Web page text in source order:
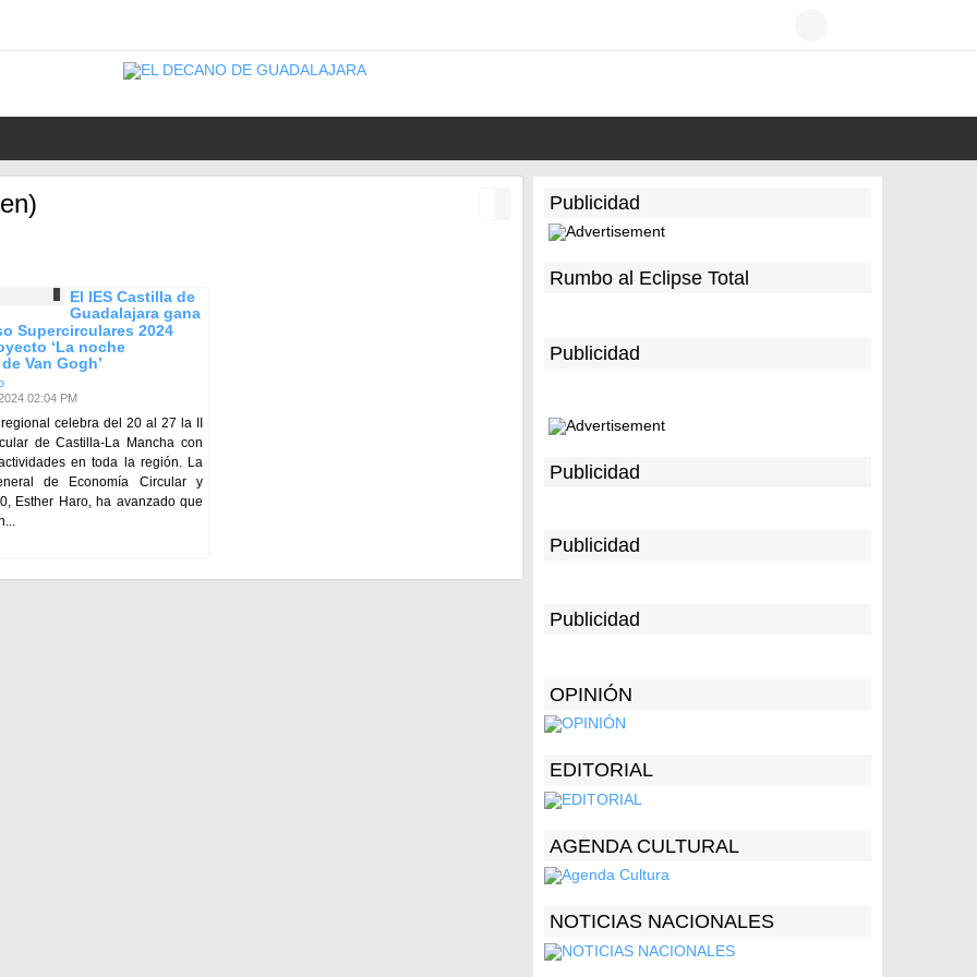
El IES Castilla de
Guadalajara gana
Supercirculares 2024
‘La noche
Van Gogh’
02:04 PM
celebra del 20 al 27 la II
de Castilla-La Mancha con
en toda la región. La
de Economía Circular y
Esther Haro, ha avanzado que
Publicidad
Rumbo al Eclipse Total
Publicidad
Publicidad
Publicidad
Publicidad
OPINIÓN
EDITORIAL
AGENDA CULTURAL
NOTICIAS NACIONALES